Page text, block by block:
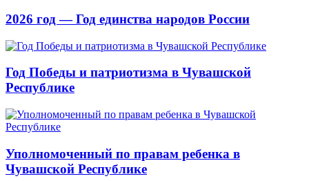
2026 год — Год единства народов России
Год Победы и патриотизма в Чувашской
Республике
Уполномоченный по правам ребенка в
Чувашской Республике